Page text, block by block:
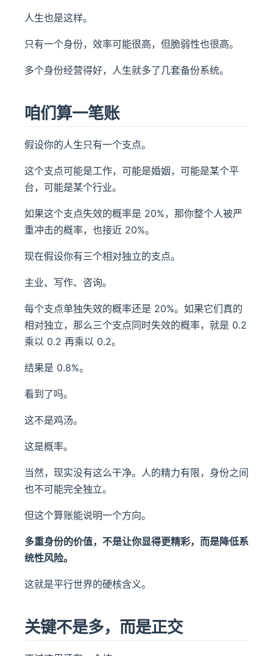
人生也是这样。
只有一个身份，效率可能很高，但脆弱性也很高。
多个身份经营得好，人生就多了几套备份系统。
咱们算一笔账
假设你的人生只有一个支点。
这个支点可能是工作，可能是婚姻，可能是某个平
台，可能是某个行业。
如果这个支点失效的概率是 20%，那你整个人被严
重冲击的概率，也接近 20%。
现在假设你有三个相对独立的支点。
主业、写作、咨询。
每个支点单独失效的概率还是 20%。如果它们真的
相对独立，那么三个支点同时失效的概率，就是 0.2
乘以 0.2 再乘以 0.2。
结果是 0.8%。
看到了吗。
这不是鸡汤。
这是概率。
当然，现实没有这么干净。人的精力有限，身份之间
也不可能完全独立。
但这个算账能说明一个方向。
多重身份的价值，不是让你显得更精彩，而是降低系
统性风险。
这就是平行世界的硬核含义。
关键不是多，而是正交